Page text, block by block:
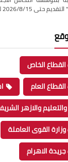
15 للذكور والإناث اعلان…
الخاص
العام
والتعليم والازهر
القوى العاملة
الاهرام